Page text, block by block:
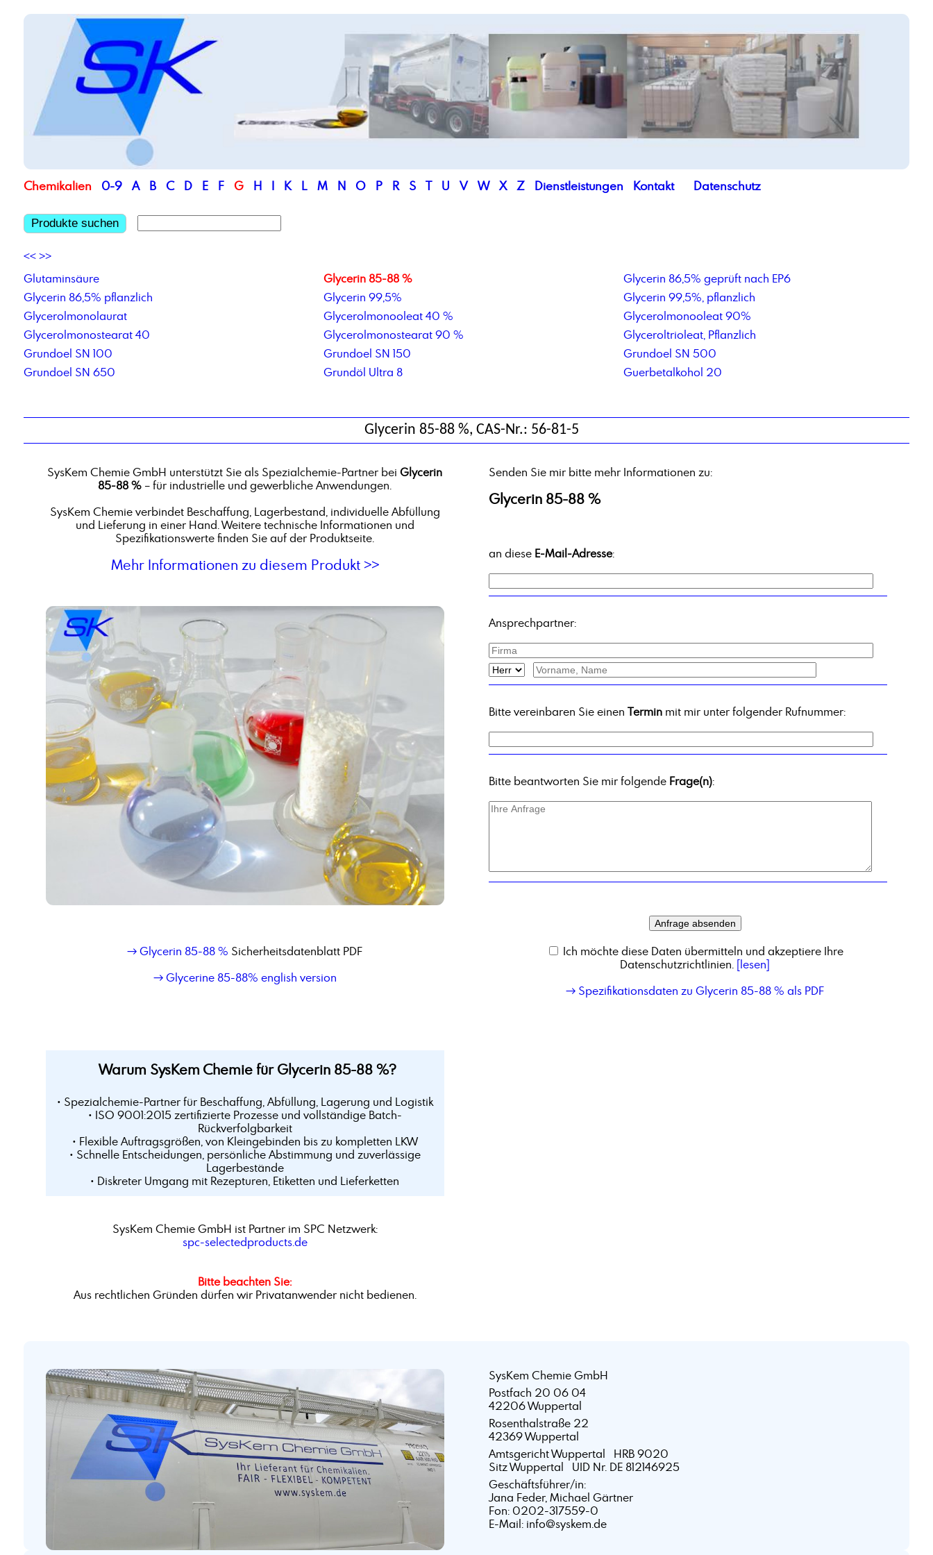
Chemikalien 0-9 A B C D E F G H I K L M N O P R S T U V W X Z Dienstleistungen Kontakt Datenschutz
Produkte suchen
<< >>
Glutaminsäure
Glycerin 85-88 %
Glycerin 86,5% geprüft nach EP6
Glycerin 86,5% pflanzlich
Glycerin 99,5%
Glycerin 99,5%, pflanzlich
Glycerolmonolaurat
Glycerolmonooleat 40 %
Glycerolmonooleat 90%
Glycerolmonostearat 40
Glycerolmonostearat 90 %
Glyceroltrioleat, Pflanzlich
Grundoel SN 100
Grundoel SN 150
Grundoel SN 500
Grundoel SN 650
Grundöl Ultra 8 Guerbetalkohol 20
Glycerin 85-88 %, CAS-Nr.: 56-81-5
SysKem Chemie GmbH unterstützt Sie als Spezialchemie-Partner beiGlycerin
85-88 % – für industrielle und gewerbliche Anwendungen.
SysKem Chemie verbindet Beschaffung, Lagerbestand, individuelle Abfüllung
und Lieferung in einer Hand. Weitere technische Informationen und
Spezifikationswerte finden Sie auf der Produktseite.
Mehr Informationen zu diesem Produkt >>
→ Glycerin 85-88 % Sicherheitsdatenblatt PDF
→ Glycerine 85-88% english version
Warum SysKem Chemie für Glycerin 85-88 %?
• Spezialchemie-Partner für Beschaffung, Abfüllung, Lagerung und Logistik
• ISO 9001:2015 zertifizierte Prozesse und vollständige Batch-
Rückverfolgbarkeit
• Flexible Auftragsgrößen, von Kleingebinden bis zu kompletten LKW
• Schnelle Entscheidungen, persönliche Abstimmung und zuverlässige
Lagerbestände
• Diskreter Umgang mit Rezepturen, Etiketten und Lieferketten
SysKem Chemie GmbH ist Partner im SPC Netzwerk:
spc-selectedproducts.de
Bitte beachten Sie:
Aus rechtlichen Gründen dürfen wir Privatanwender nicht bedienen.
Senden Sie mir bitte mehr Informationen zu:
Glycerin 85-88 %
an diese E-Mail-Adresse:
Ansprechpartner:
Bitte vereinbaren Sie einen Terminmit mir unter folgender Rufnummer:
Bitte beantworten Sie mir folgende Frage(n):
Ich möchte diese Daten übermitteln und akzeptiere Ihre
Datenschutzrichtlinien. [lesen]
→ Spezifikationsdaten zu Glycerin 85-88 % als PDF
SysKem Chemie GmbH
Postfach 20 06 04
42206 Wuppertal
Rosenthalstraße 22
42369 Wuppertal
Amtsgericht Wuppertal HRB 9020
Sitz Wuppertal UID Nr. DE 812146925
Geschäftsführer/in:
Jana Feder, Michael Gärtner
Fon: 0202-317559-0
E-Mail: info@syskem.de